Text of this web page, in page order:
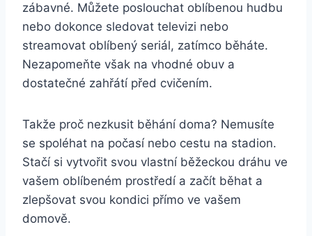
zábavné. Můžete poslouchat oblíbenou hudbu
nebo dokonce sledovat televizi nebo
streamovat oblíbený seriál, zatímco běháte.
Nezapomeňte však na vhodné obuv a
dostatečné zahřátí před cvičením.
Takže proč nezkusit běhání doma? Nemusíte
se spoléhat na počasí nebo cestu na stadion.
Stačí si vytvořit svou vlastní běžeckou dráhu ve
vašem oblíbeném prostředí a začít běhat a
zlepšovat svou kondici přímo ve vašem
domově.